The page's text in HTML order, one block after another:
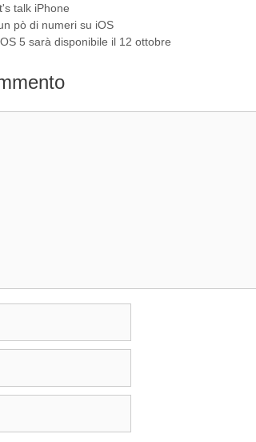
talk iPhone
pò di numeri su iOS
5 sarà disponibile il 12 ottobre